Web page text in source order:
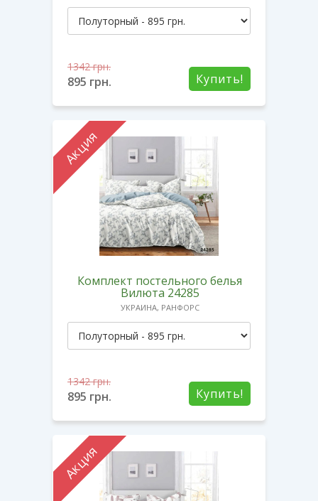
Купить!
1342грн.
895 грн.
Акция
Комплект постельного белья
Вилюта 24285
УКРАИНА, РАНФОРС
Купить!
1342грн.
895 грн.
Акция